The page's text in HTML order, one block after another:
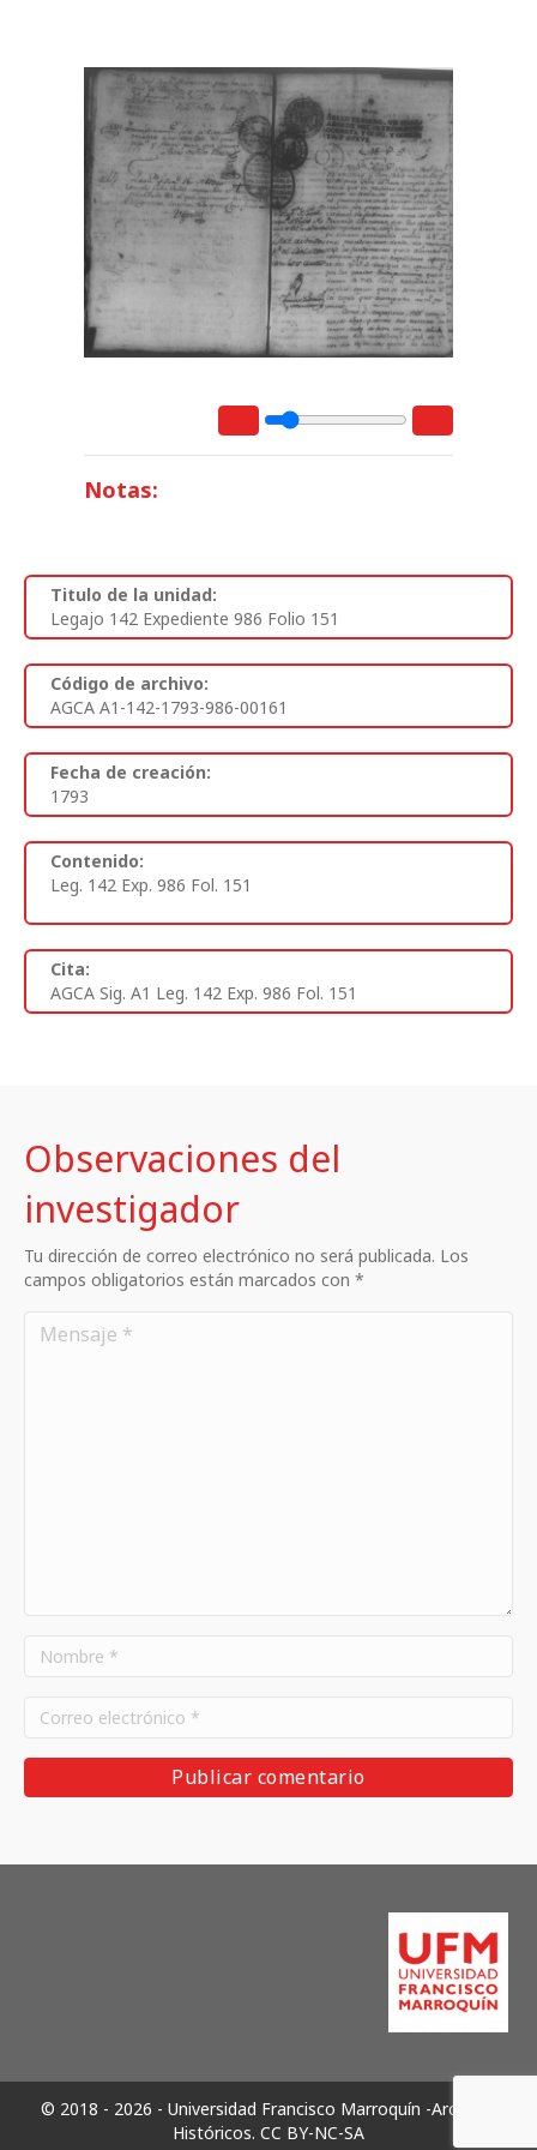
Notas:
Titulo de la unidad:
Legajo 142 Expediente 986 Folio 151
Código de archivo:
AGCA A1-142-1793-986-00161
Fecha de creación:
1793
Contenido:
Leg. 142 Exp. 986 Fol. 151
Cita:
AGCA Sig. A1 Leg. 142 Exp. 986 Fol. 151
Observaciones del
investigador
Tu dirección de correo electrónico no será publicada. Los
campos obligatorios están marcados con *
© 2018 - 2026 - Universidad Francisco Marroquín -Archivos
Históricos. CC BY-NC-SA